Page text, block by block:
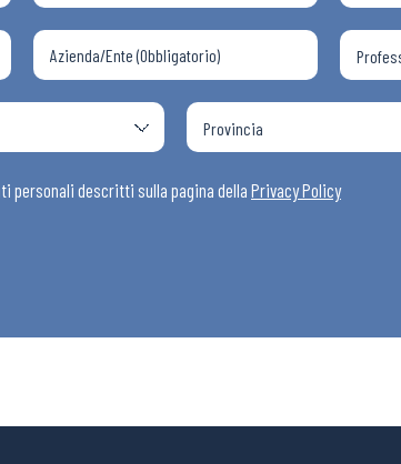
Osservatori
Eventi
personali descritti sulla pagina della Privacy Policy